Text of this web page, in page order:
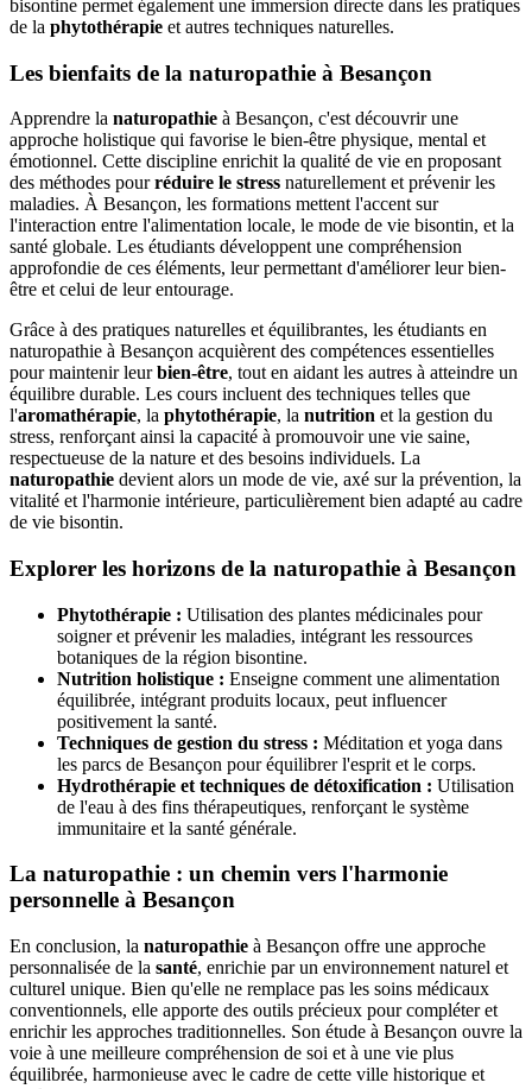
bisontine permet également une immersion directe dans les pratiques
de la phytothérapie et autres techniques naturelles.
Les bienfaits de la naturopathie à Besançon
Apprendre la naturopathie à Besançon, c'est découvrir une
approche holistique qui favorise le bien-être physique, mental et
émotionnel. Cette discipline enrichit la qualité de vie en proposant
des méthodes pourréduire le stress naturellement et prévenir les
maladies. À Besançon, les formations mettent l'accent sur
l'interaction entre l'alimentation locale, le mode de vie bisontin, et la
santé globale. Les étudiants développent une compréhension
approfondie de ces éléments, leur permettant d'améliorer leur bien-
être et celui de leur entourage.
Grâce à des pratiques naturelles et équilibrantes, les étudiants en
naturopathie à Besançon acquièrent des compétences essentielles
pour maintenir leurbien-être, tout en aidant les autres à atteindre un
équilibre durable. Les cours incluent des techniques telles que
l'aromathérapie, la phytothérapie, la nutrition et la gestion du
stress, renforçant ainsi la capacité à promouvoir une vie saine,
respectueuse de la nature et des besoins individuels. La
naturopathie devient alors un mode de vie, axé sur la prévention, la
vitalité et l'harmonie intérieure, particulièrement bien adapté au cadre
de vie bisontin.
Explorer les horizons de la naturopathie à Besançon
Phytothérapie : Utilisation des plantes médicinales pour
soigner et prévenir les maladies, intégrant les ressources
botaniques de la région bisontine.
Nutrition holistique : Enseigne comment une alimentation
équilibrée, intégrant produits locaux, peut influencer
positivement la santé.
Techniques de gestion du stress : Méditation et yoga dans
les parcs de Besançon pour équilibrer l'esprit et le corps.
Hydrothérapie et techniques de détoxification : Utilisation
de l'eau à des fins thérapeutiques, renforçant le système
immunitaire et la santé générale.
La naturopathie : un chemin vers l'harmonie
personnelle à Besançon
En conclusion, la naturopathie à Besançon offre une approche
personnalisée de la santé, enrichie par un environnement naturel et
culturel unique. Bien qu'elle ne remplace pas les soins médicaux
conventionnels, elle apporte des outils précieux pour compléter et
enrichir les approches traditionnelles. Son étude à Besançon ouvre la
voie à une meilleure compréhension de soi et à une vie plus
équilibrée, harmonieuse avec le cadre de cette ville historique et